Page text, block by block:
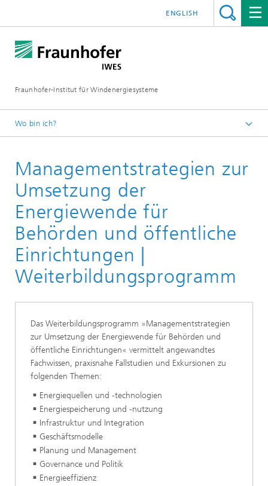
Fraunhofer-Institut für Windenergiesysteme
ENGLISH
Wo bin ich?
Wissenstransfer
Managementstrategien zur
Umsetzung der
Energiewende für
Behörden und öffentliche
Einrichtungen |
Weiterbildungsprogramm
Das Weiterbildungsprogramm »Managementstrategien
zur Umsetzung der Energiewende für Behörden und
öffentliche Einrichtungen« vermittelt angewandtes
Fachwissen, praxisnahe Fallstudien und Exkursionen zu
folgenden Themen:
Energiequellen und -technologien
Energiespeicherung und -nutzung
Infrastruktur und Integration
Geschäftsmodelle
Planung und Management
Governance und Politik
Energieeffizienz